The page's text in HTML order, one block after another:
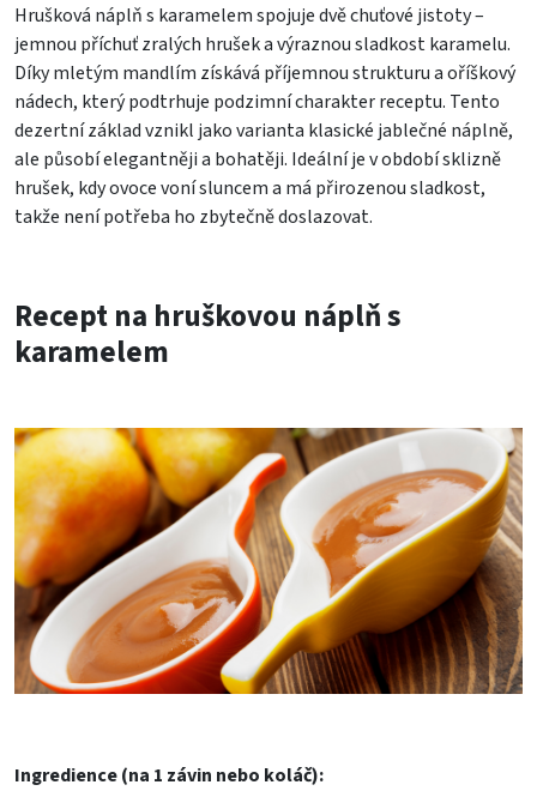
Hrušková náplň s karamelem spojuje dvě chuťové jistoty –
jemnou příchuť zralých hrušek a výraznou sladkost karamelu.
Díky mletým mandlím získává příjemnou strukturu a oříškový
nádech, který podtrhuje podzimní charakter receptu. Tento
dezertní základ vznikl jako varianta klasické jablečné náplně,
ale působí elegantněji a bohatěji. Ideální je v období sklizně
hrušek, kdy ovoce voní sluncem a má přirozenou sladkost,
takže není potřeba ho zbytečně doslazovat.
Recept na hruškovou náplň s
karamelem
Ingredience (na 1 závin nebo koláč):